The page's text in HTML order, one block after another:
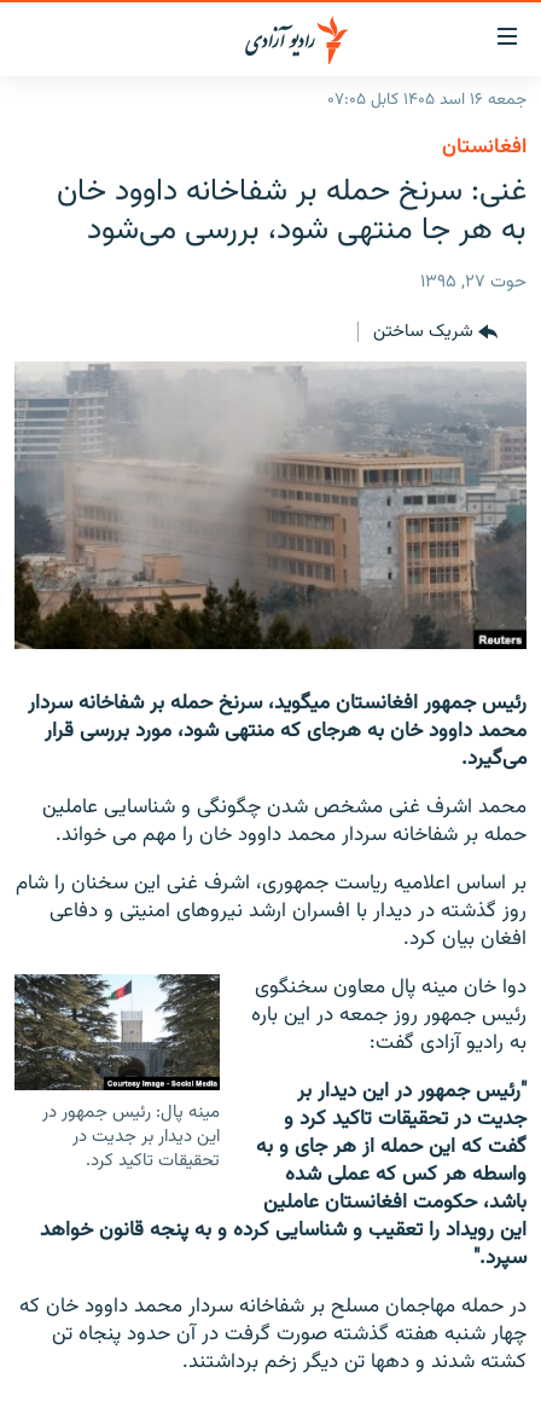
لینک‌های
قابل
دسترسی
به
متن
بازگشت
منوی
مراجعه
به
صفحه
جستجو
گزارش‌ها
افغانستان
جهان
خبرها
مصاحبه‌ها
برنامه‌ها
مجموعه تصویری
ورزش
بحران مهاجرت
'کووید-۱۹'
تماس
صفحه پشتو
به ما بپیوندید
همۀ سایت‌های رادیو آزادی/ رادیو اروپای آزاد
جمعه ۱۶ اسد ۱۴۰۵ کابل ۰۷:۰۵
افغانستان
غنی: سرنخ حمله بر شفاخانه داوود خان
به هر جا منتهی شود، بررسی می‌شود
حوت ۲۷, ۱۳۹۵
شریک ساختن
رئیس جمهور افغانستان می‎گوید، سرنخ حمله بر شفاخانه سردار
محمد داوود خان به هرجای که منتهی شود، مورد بررسی قرار
می‌گیرد.
محمد اشرف غنی مشخص شدن چگونگی و شناسایی عاملین
حمله بر شفاخانه سردار محمد داوود خان را مهم می خواند.
بر اساس اعلامیه ریاست جمهوری، اشرف غنی این سخنان را شام
روز گذشته در دیدار با افسران ارشد نیروهای امنیتی و دفاعی
افغان بیان کرد.
مینه پال: رئیس جمهور در
این دیدار بر جدیت در
تحقیقات تاکید کرد.
دوا خان مینه پال معاون سخنگوی
رئیس جمهور روز جمعه در این باره
به رادیو آزادی گفت:
"رئیس جمهور در این دیدار بر
جدیت در تحقیقات تاکید کرد و
گفت که این حمله از هر جای و به
واسطه هر کس که عملی شده
باشد، حکومت افغانستان عاملین
این رویداد را تعقیب و شناسایی کرده و به پنجه قانون خواهد
سپرد."
در حمله مهاجمان مسلح بر شفاخانه سردار محمد داوود خان که
چهار شنبه هفته گذشته صورت گرفت در آن حدود پنجاه تن
کشته شدند و ده‎ها تن دیگر زخم برداشتند.